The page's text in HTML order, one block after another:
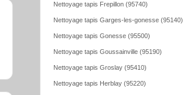
Nettoyage tapis Frepillon (95740)
Nettoyage tapis Garges-les-gonesse (95140)
Nettoyage tapis Gonesse (95500)
Nettoyage tapis Goussainville (95190)
Nettoyage tapis Groslay (95410)
Nettoyage tapis Herblay (95220)